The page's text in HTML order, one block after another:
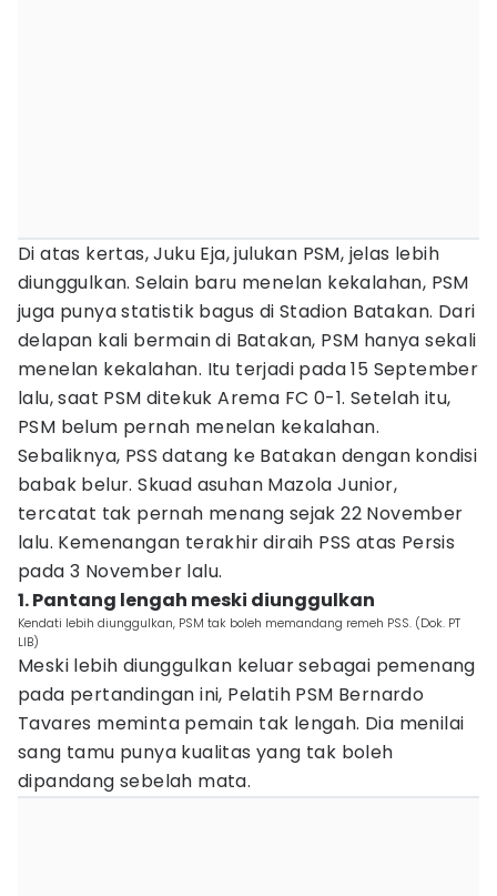
Di atas kertas, Juku Eja, julukan PSM, jelas lebih
diunggulkan. Selain baru menelan kekalahan, PSM
juga punya statistik bagus di Stadion Batakan. Dari
delapan kali bermain di Batakan, PSM hanya sekali
menelan kekalahan. Itu terjadi pada 15 September
lalu, saat PSM ditekuk Arema FC 0-1. Setelah itu,
PSM belum pernah menelan kekalahan.
Sebaliknya, PSS datang ke Batakan dengan kondisi
babak belur. Skuad asuhan Mazola Junior,
tercatat tak pernah menang sejak 22 November
lalu. Kemenangan terakhir diraih PSS atas Persis
pada 3 November lalu.
1. Pantang lengah meski diunggulkan
Kendati lebih diunggulkan, PSM tak boleh memandang remeh PSS. (Dok. PT
LIB)
Meski lebih diunggulkan keluar sebagai pemenang
pada pertandingan ini, Pelatih PSM Bernardo
Tavares meminta pemain tak lengah. Dia menilai
sang tamu punya kualitas yang tak boleh
dipandang sebelah mata.